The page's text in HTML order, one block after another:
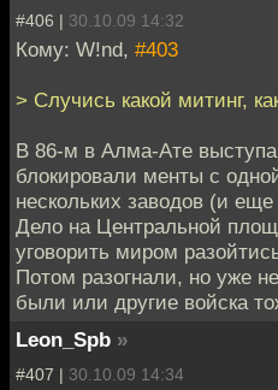
#406 | 30.10.09 14:32
Кому: W!nd, #403
> Случись какой митинг,
В 86-м в Алма-Ате
блокировали менты с
нескольких заводов (и
Дело на Центральной
уговорить миром
Потом разогнали, но уже
были или другие войска
Leon_Spb »
#407 | 30.10.09 14:34